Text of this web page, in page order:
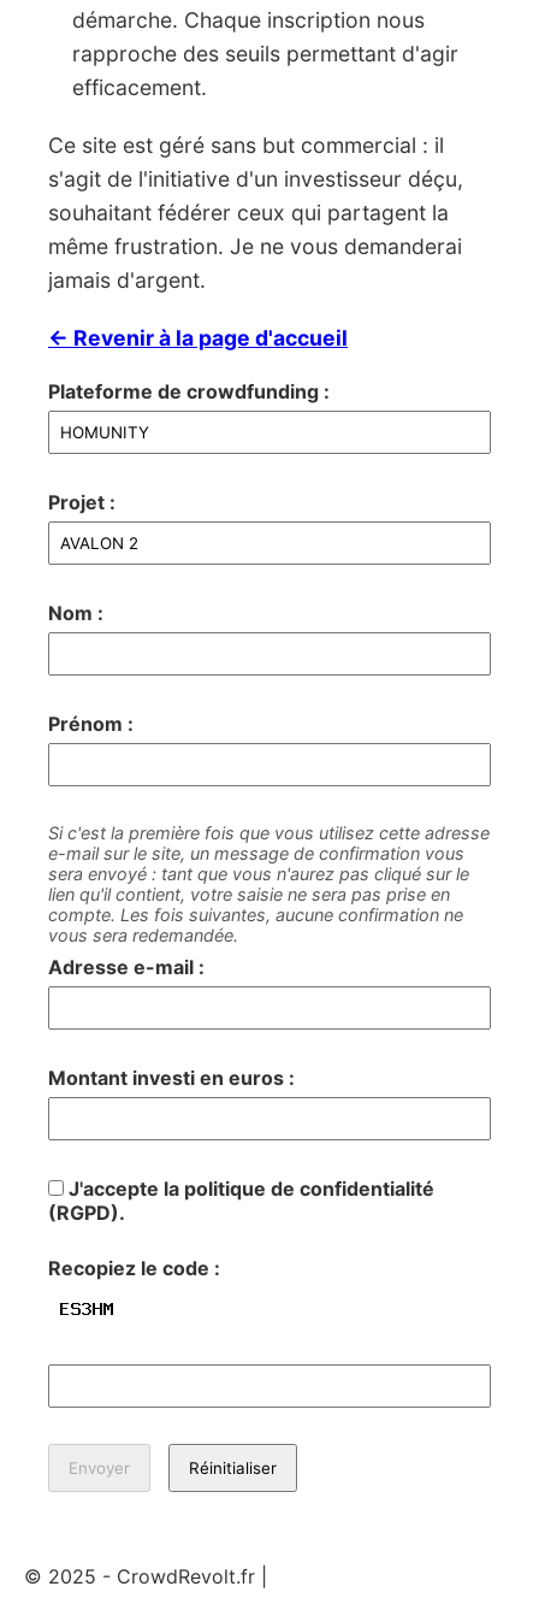
démarche. Chaque inscription nous
rapproche des seuils permettant d'agir
efficacement.
Ce site est géré sans but commercial : il
s'agit de l'initiative d'un investisseur déçu,
souhaitant fédérer ceux qui partagent la
même frustration. Je ne vous demanderai
jamais d'argent.
← Revenir à la page d'accueil
Plateforme de crowdfunding :
Projet :
Nom :
Prénom :
Si c'est la première fois que vous utilisez cette adresse
e-mail sur le site, un message de confirmation vous
sera envoyé : tant que vous n'aurez pas cliqué sur le
lien qu'il contient, votre saisie ne sera pas prise en
compte. Les fois suivantes, aucune confirmation ne
vous sera redemandée.
Adresse e-mail :
Montant investi en euros :
J'accepte la politique de confidentialité
(RGPD).
Recopiez le code :
© 2025 - CrowdRevolt.fr |